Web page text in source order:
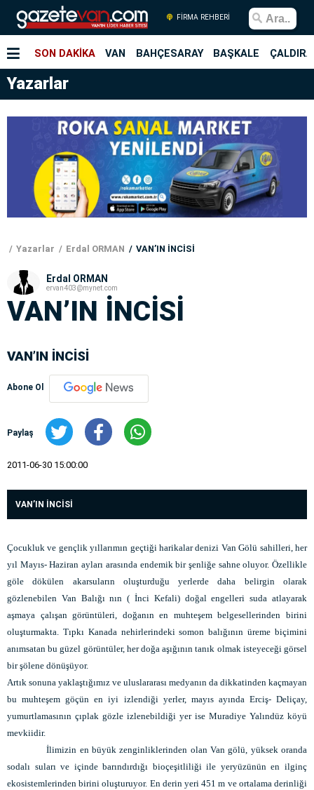
FİRMA REHBERİ
SON DAKİKA VAN BAHÇESARAY BAŞKALE
Yazarlar
Yazarlar Erdal ORMAN VAN’IN İNCİSİ
Erdal ORMAN
ervan403@mynet.com
VAN’IN İNCİSİ
VAN’IN İNCİSİ
Abone Ol
Paylaş
2011-06-30 15:00:00
VAN’IN İNCİSİ
Çocukluk ve gençlik yıllarımın geçtiği harikalar denizi Van Gölü sahilleri, her
yıl Mayıs- Haziran ayları arasında endemik bir şenliğe sahne oluyor. Özellikle
göle dökülen akarsuların oluşturduğu yerlerde daha belirgin olarak
gözlenebilen Van Balığı nın ( İnci Kefali) doğal engelleri suda atlayarak
aşmaya çalışan görüntüleri, doğanın en muhteşem belgesellerinden birini
oluşturmakta. Tıpkı Kanada nehirlerindeki somon balığının üreme biçimini
anımsatan bu güzel görüntüler, her doğa aşığının tanık olmak isteyeceği görsel
bir şölene dönüşüyor.
Artık sonuna yaklaştığımız ve uluslararası medyanın da dikkatinden kaçmayan
bu muhteşem göçün en iyi izlendiği yerler, mayıs ayında Erciş- Deliçay,
yumurtlamasının çıplak gözle izlenebildiği yer ise Muradiye Yalındüz köyü
mevkiidir.
İlimizin en büyük zenginliklerinden olan Van gölü, yüksek oranda
sodalı suları ve içinde barındırdığı bioçeşitliliği ile yeryüzünün en ilginç
ekosistemlerinden birini oluşturuyor. En derin yeri 451 m ve ortalama derinliği